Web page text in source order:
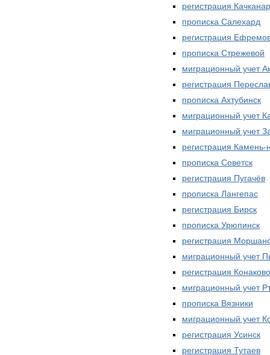
регистрация Качканар
прописка Салехард
регистрация
прописка Стрежевой
миграционный учет
регистрация
прописка Ахтубинск
миграционный учет
миграционный учет
регистрация
прописка Советск
регистрация Пугачёв
прописка Лангепас
регистрация Бирск
прописка Урюпинск
регистрация
миграционный учет
регистрация Конаково
миграционный учет
прописка Вязники
миграционный учет
регистрация Усинск
регистрация Тутаев